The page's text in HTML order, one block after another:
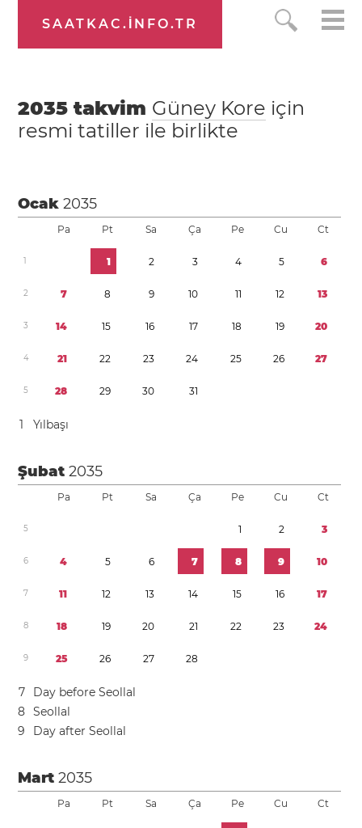
SAATKAC.INFO.TR
2035 takvim Güney Kore için
resmi tatiller ile birlikte
Ocak2035
Pa Pt Sa Ça Pe Cu Ct
1 1 2 3 4 5 6
2 7 8 9 10 11 12 13
3 14 15 16 17 18 19 20
4 21 22 23 24 25 26 27
5 28 29 30 31
1 Yılbaşı
Şubat2035
Pa Pt Sa Ça Pe Cu Ct
5 1 2 3
6 4 5 6 7 8 9 10
7 11 12 13 14 15 16 17
8 18 19 20 21 22 23 24
9 25 26 27 28
7
Day before Seollal
8 Seollal
9
Day after Seollal
Mart2035
Pa Pt Sa Ça Pe Cu Ct